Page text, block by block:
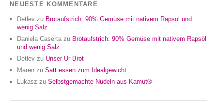
NEUESTE KOMMENTARE
Detlev zu Brotaufstrich: 90% Gemüse mit nativem Rapsöl und
wenig Salz
Daniela Caserta zu Brotaufstrich: 90% Gemüse mit nativem Rapsöl
und wenig Salz
Detlev zu Unser Ur-Brot
Maren zu Satt essen zum Idealgewicht
Lukasz zu Selbstgemachte Nudeln aus Kamut®